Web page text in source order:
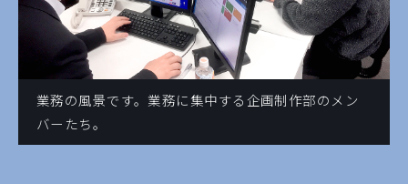
業務の風景です。業務に集中する企画制作部のメン
バーたち。